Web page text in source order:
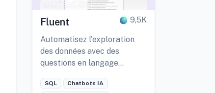
Fluent 9,5K
Automatisez l'exploration
des données avec des
questions en langage
SQL Chatbots IA